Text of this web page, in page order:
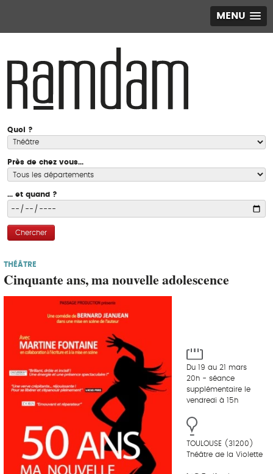
MENU
Quoi ?
Près de chez vous...
... et quand ?
Chercher
THÉÂTRE
Cinquante ans, ma nouvelle adolescence
Du 19 au 21 mars
20h - séance
supplémentaire le
vendredi à 15h
TOULOUSE (31200)
Théâtre de la Violette